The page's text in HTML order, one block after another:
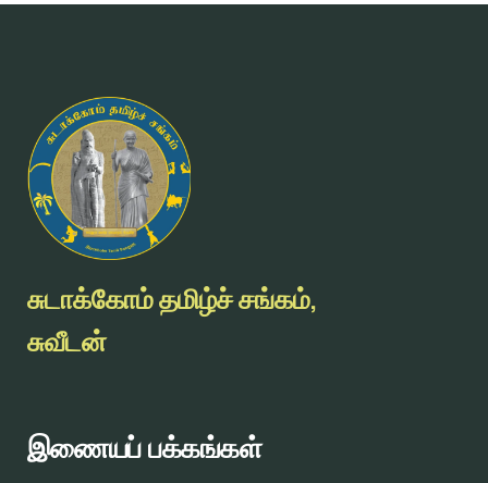
சுடாக்கோம் தமிழ்ச் சங்கம்,
சுவீடன்
இணையப் பக்கங்கள்